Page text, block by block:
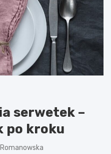
serwetek –
po kroku